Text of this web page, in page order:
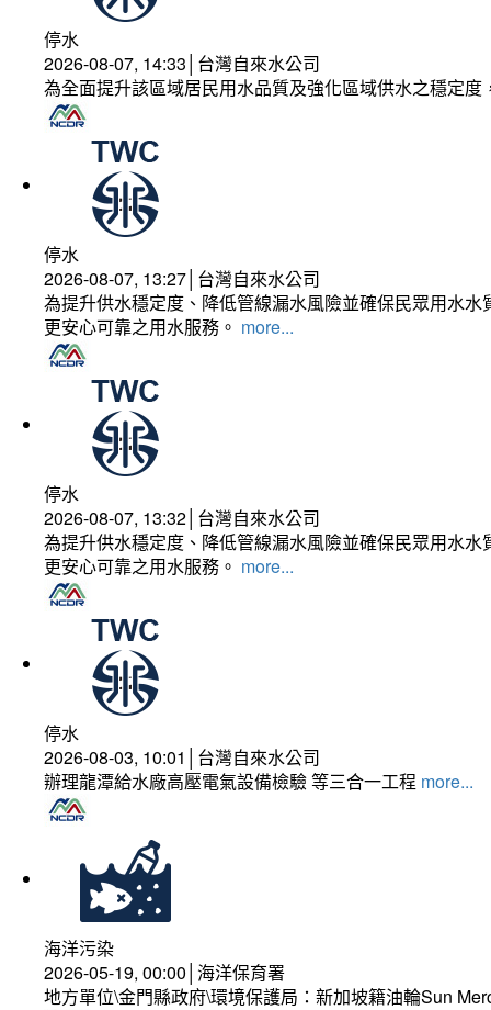
停水
2026-08-07, 14:33│台灣自來水公司
為全面提升該區域居民用水品質及強化區域供水之穩定
停水
2026-08-07, 13:27│台灣自來水公司
為提升供水穩定度、降低管線漏水風險並確保民眾用水
更安心可靠之用水服務。 more...
停水
2026-08-07, 13:32│台灣自來水公司
為提升供水穩定度、降低管線漏水風險並確保民眾用水
更安心可靠之用水服務。 more...
停水
2026-08-03, 10:01│台灣自來水公司
辦理龍潭給水廠高壓電氣設備檢驗 等三合一工程 more...
海洋污染
2026-05-19, 00:00│海洋保育署
地方單位\金門縣政府\環境保護局：新加坡籍油輪Sun